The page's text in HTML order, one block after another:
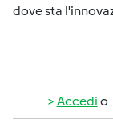
dove sta
Accedi o